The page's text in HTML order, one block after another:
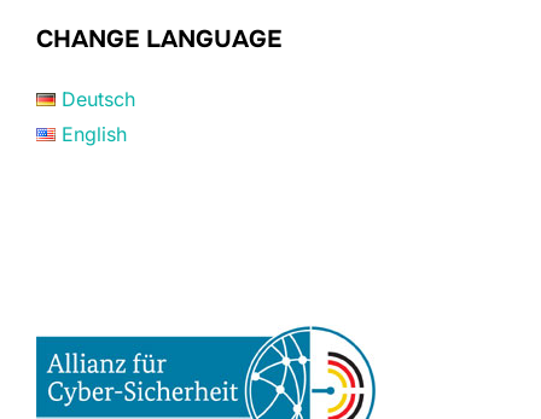
CHANGE LANGUAGE
Deutsch
English